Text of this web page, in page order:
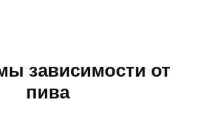
зависимости от
пива